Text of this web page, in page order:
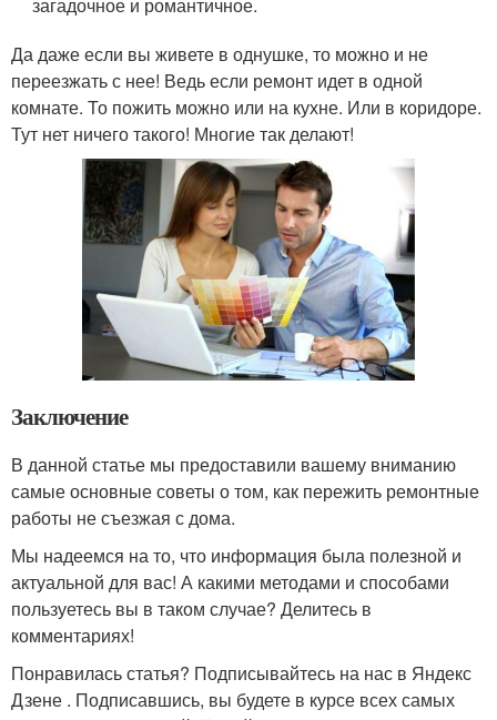
Да даже если вы живете в однушке, то можно и не
переезжать с нее! Ведь если ремонт идет в одной
комнате. То пожить можно или на кухне. Или в коридоре.
Тут нет ничего такого! Многие так делают!
Заключение
В данной статье мы предоставили вашему вниманию
самые основные советы о том, как пережить ремонтные
работы не съезжая с дома.
Мы надеемся на то, что информация была полезной и
актуальной для вас! А какими методами и способами
пользуетесь вы в таком случае? Делитесь в
комментариях!
Понравилась статья? Подписывайтесь на нас в Яндекс
Дзене . Подписавшись, вы будете в курсе всех самых